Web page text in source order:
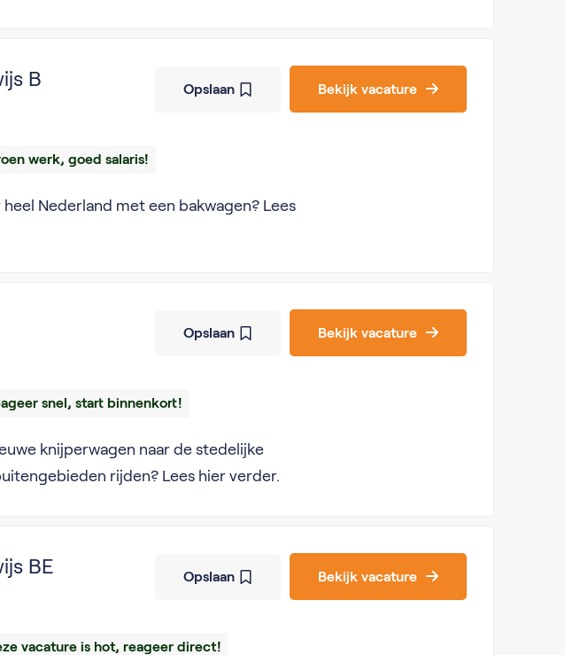
B
werk, goed salaris!
Nederland met een bakwagen? Lees
Opslaan Bekijk vacature
snel, start binnenkort!
knijperwagen naar de stedelijke
rijden? Lees hier verder.
Opslaan Bekijk vacature
BE
vacature is hot, reageer direct!
Opslaan Bekijk vacature